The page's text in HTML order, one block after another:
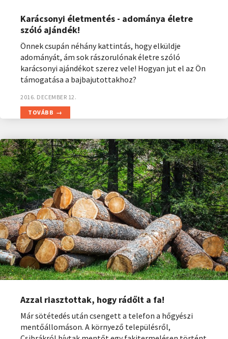
Karácsonyi életmentés - adománya életre
szóló ajándék!
Önnek csupán néhány kattintás, hogy elküldje
adományát, ám sok rászorulónak életre szóló
karácsonyi ajándékot szerez vele! Hogyan jut el az Ön
támogatása a bajbajutottakhoz?
TOVÁBB
2016. DECEMBER 12.
Azzal riasztottak, hogy rádőlt a fa!
Már sötétedés után csengett a telefon a hőgyészi
mentőállomáson. A környező településről,